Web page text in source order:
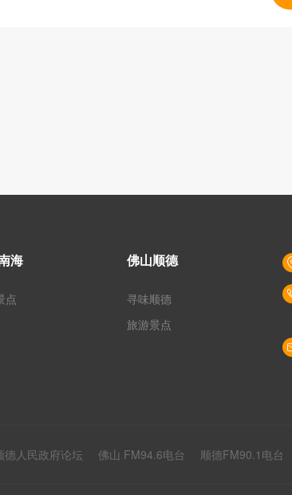
海
点
佛山顺德
寻味顺德
旅游景点
德人民政府论坛 佛山 FM94.6电台 顺德FM90.1电台